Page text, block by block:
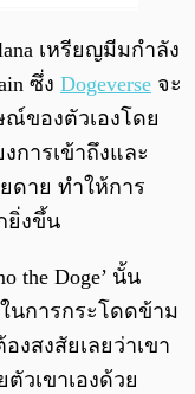
เหรียญมีมกำลัง
ซึ่ง Dogeverse จะ
ของตัวเองโดย
การเข้าถึงและ
ดาย ทำให้การ
ยิ่งขึ้น
the Doge’ นั้น
นการกระโดดข้าม
งสงสัยเลยว่าเขา
วเขาเองด้วย